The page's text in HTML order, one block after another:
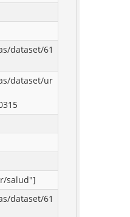
dataset/61
dataset/ur
salud"]
dataset/61